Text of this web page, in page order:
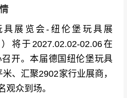
具展览会-纽伦堡玩具展
）将于2027.02.02-02.06在
开。本届德国纽伦堡玩具
、汇聚2902家行业展商，
观众到场。